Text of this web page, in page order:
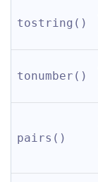
tostring()
tonumber()
pairs()